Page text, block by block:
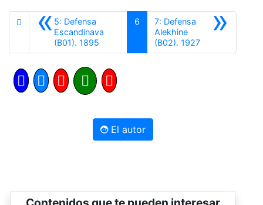
«5: Defensa
Escandinava
(B01). 1895
6 »
7: Defensa
Alekhine
(B02). 1927Siguiente
El autor